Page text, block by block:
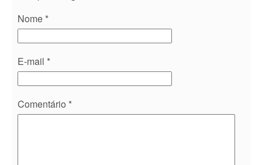
Nome *
E-mail *
Comentário *